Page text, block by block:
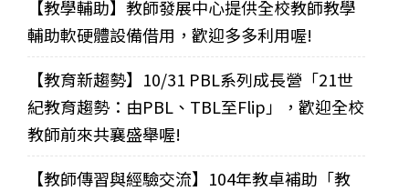
【教學輔助】教師發展中心提供全校教師教學
輔助軟硬體設備借用，歡迎多多利用喔!
【教育新趨勢】10/31 PBL系列成長營「21世
紀教育趨勢：由PBL、TBL至Flip」，歡迎全校
教師前來共襄盛舉喔!
【教師傳習與經驗交流】104年教卓補助「教